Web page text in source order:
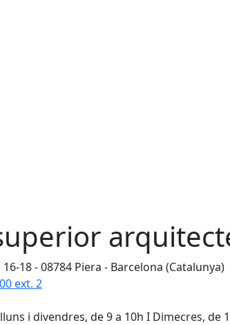
18 - 08784 Piera - Barcelona (Catalunya)
ext. 2
i divendres, de 9 a 10h I Dimecres, de